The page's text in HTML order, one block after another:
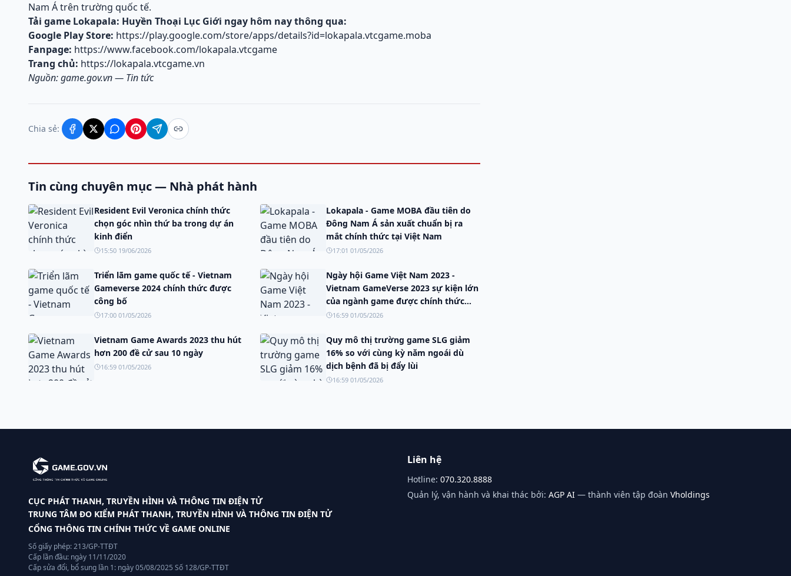
Nam Á trên trường quốc tế.
Tải game Lokapala: Huyền Thoại Lục Giới ngay hôm nay thông qua:
Google Play Store: https://play.google.com/store/apps/details?id=lokapala.vtcgame.moba
Fanpage: https://www.facebook.com/lokapala.vtcgame
Trang chủ: https://lokapala.vtcgame.vn
Nguồn:game.gov.vn — Tin tức
Chia sẻ:
Tin cùng chuyên mục — Nhà phát hành
Resident Evil Veronica chính thức
chọn góc nhìn thứ ba trong dự án
kinh điển
15:50 19/06/2026
Lokapala - Game MOBA đầu tiên do
Đông Nam Á sản xuất chuẩn bị ra
mắt chính thức tại Việt Nam
17:01 01/05/2026
Triển lãm game quốc tế - Vietnam
Gameverse 2024 chính thức được
công bố
17:00 01/05/2026
Ngày hội Game Việt Nam 2023 -
Vietnam GameVerse 2023 sự kiện lớn
của ngành game được chính thức
công bố
16:59 01/05/2026
Vietnam Game Awards 2023 thu hút
hơn 200 đề cử sau 10 ngày
16:59 01/05/2026
Quy mô thị trường game SLG giảm
16% so với cùng kỳ năm ngoái dù
dịch bệnh đã bị đẩy lùi
16:59 01/05/2026
CỤC PHÁT THANH, TRUYỀN HÌNH VÀ THÔNG TIN ĐIỆN TỬ
TRUNG TÂM ĐO KIỂM PHÁT THANH, TRUYỀN HÌNH VÀ THÔNG TIN ĐIỆN TỬ
CỔNG THÔNG TIN CHÍNH THỨC VỀ GAME ONLINE
Số giấy phép: 213/GP-TTĐT
Cấp lần đầu: ngày 11/11/2020
Cấp sửa đổi, bổ sung lần 1: ngày 05/08/2025 Số 128/GP-TTĐT
Liên hệ
Hotline: 070.320.8888
Quản lý, vận hành và khai thác bởi: AGP AI — thành viên tập đoàn Vholdings